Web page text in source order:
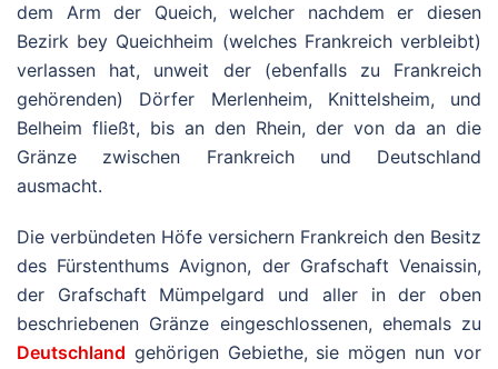
dem Arm der Queich, welcher nachdem er diesen
Bezirk bey Queichheim (welches Frankreich verbleibt)
verlassen hat, unweit der (ebenfalls zu Frankreich
gehörenden) Dörfer Merlenheim, Knittelsheim, und
Belheim fließt, bis an den Rhein, der von da an die
Gränze zwischen Frankreich und Deutschland
ausmacht.
Die verbündeten Höfe versichern Frankreich den Besitz
des Fürstenthums Avignon, der Grafschaft Venaissin,
der Grafschaft Mümpelgard und aller in der oben
beschriebenen Gränze eingeschlossenen, ehemals zu
Deutschland gehörigen Gebiethe, sie mögen nun vor